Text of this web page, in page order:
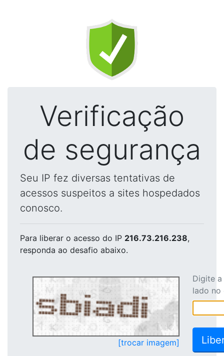
Verificação
de segurança
Seu IP fez diversas tentativas de
acessos suspeitos a sites hospedados
conosco.
Para liberar o acesso do IP 216.73.216.238,
responda ao desafio abaixo.
[trocar imagem]
Digite
lado no